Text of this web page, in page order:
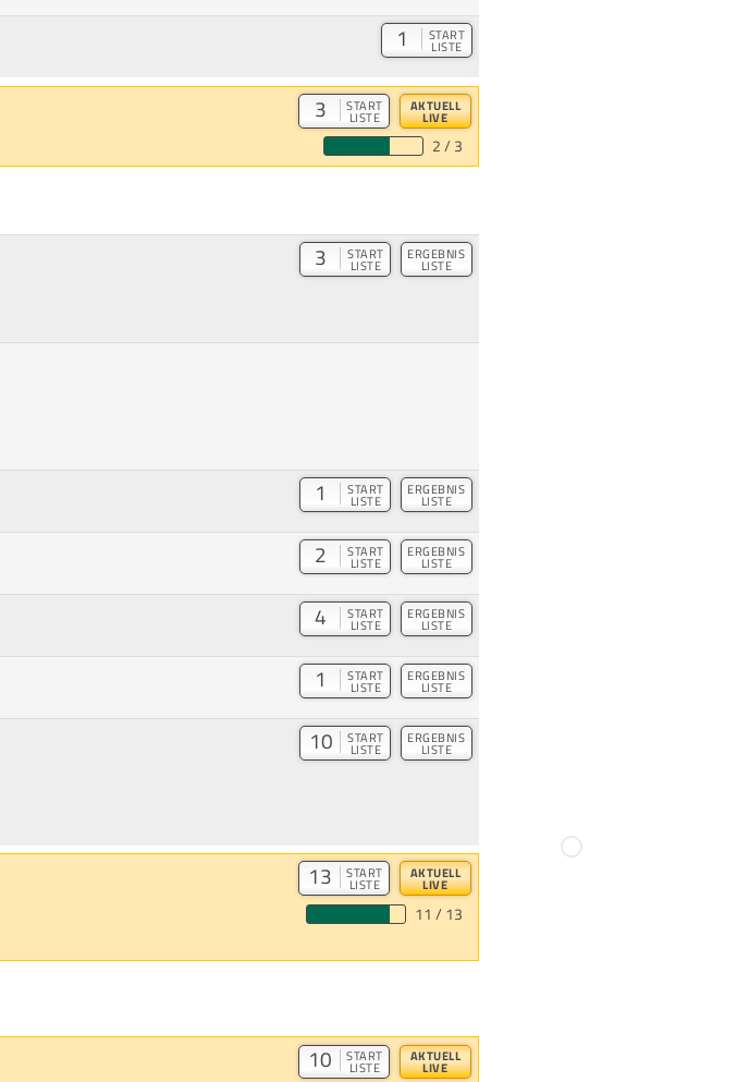
1 START
LISTE
3 START
LISTE
AKTUELL
LIVE
2 / 3
3 START
LISTE
ERGEBNIS
LISTE
1 START
LISTE
ERGEBNIS
LISTE
2 START
LISTE
ERGEBNIS
LISTE
4 START
LISTE
ERGEBNIS
LISTE
1 START
LISTE
ERGEBNIS
LISTE
10 START
LISTE
ERGEBNIS
LISTE
13 START
LISTE
AKTUELL
LIVE
11 / 13
10 START
LISTE
AKTUELL
LIVE